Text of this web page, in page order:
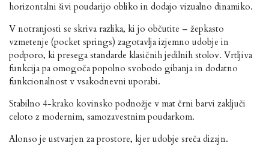
horizontalni šivi poudarijo obliko in dodajo vizualno dinamiko.
V notranjosti se skriva razlika, ki jo občutite – žepkasto
vzmetenje (pocket springs) zagotavlja izjemno udobje in
podporo, ki presega standarde klasičnih jedilnih stolov. Vrtljiva
funkcija pa omogoča popolno svobodo gibanja in dodatno
funkcionalnost v vsakodnevni uporabi.
Stabilno 4-krako kovinsko podnožje v mat črni barvi zaključi
celoto z modernim, samozavestnim poudarkom.
Alonso je ustvarjen za prostore, kjer udobje sreča dizajn.